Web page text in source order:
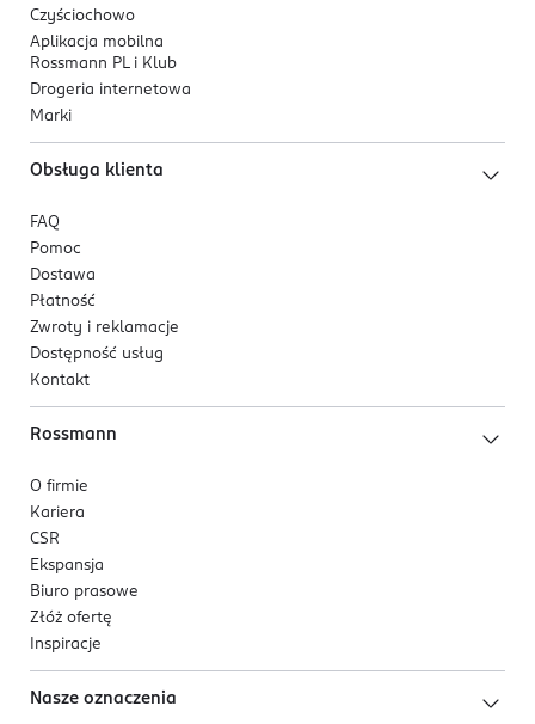
Czyściochowo
Aplikacja mobilna
Rossmann PL i Klub
Drogeria internetowa
Marki
Obsługa klienta
FAQ
Pomoc
Dostawa
Płatność
Zwroty i reklamacje
Dostępność usług
Kontakt
Rossmann
O firmie
Kariera
CSR
Ekspansja
Biuro prasowe
Złóż ofertę
Inspiracje
Nasze oznaczenia